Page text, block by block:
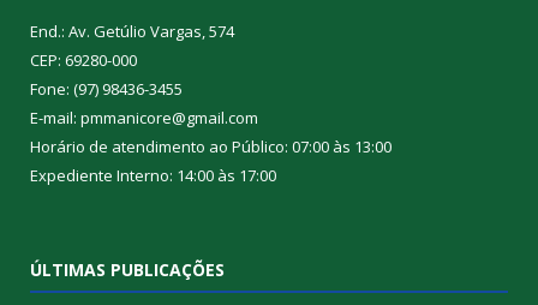
End.: Av. Getúlio Vargas, 574
CEP: 69280-000
Fone: (97) 98436-3455
E-mail: pmmanicore@gmail.com
Horário de atendimento ao Público: 07:00 às 13:00
Expediente Interno: 14:00 às 17:00
ÚLTIMAS PUBLICAÇÕES